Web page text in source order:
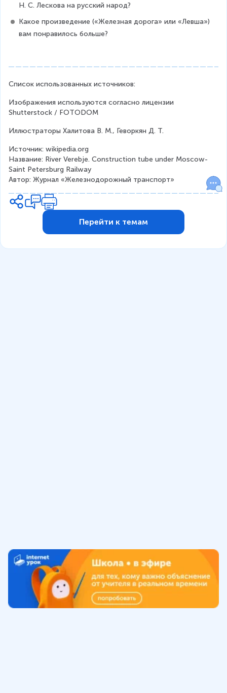
Н. С. Лескова на русский народ?
Какое произведение («Железная дорога» или «Левша»)
вам понравилось больше?
Список использованных источников:
Изображения используются согласно лицензии
Shutterstock / FOTODOM
Иллюстраторы Халитова В. М., Геворкян Д. Т.
Источник: wikipedia.org
Название: River Verebje. Construction tube under Moscow-
Saint Petersburg Railway
Автор: Журнал «Железнодорожный транспорт»
Перейти к темам